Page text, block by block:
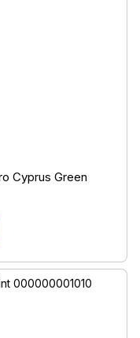
Cyprus Green